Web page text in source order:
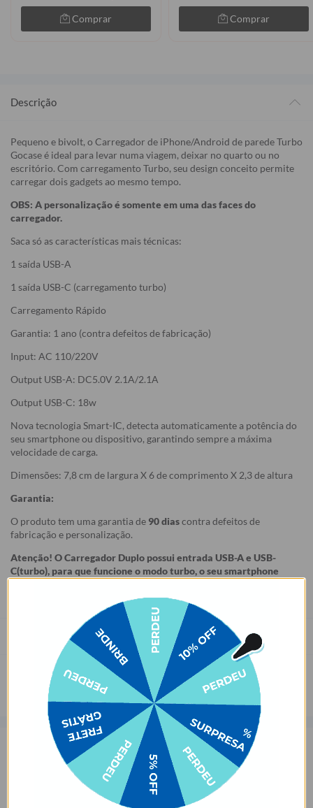
Comprar Comprar
Descrição
Pequeno e bivolt, o Carregador de iPhone/Android de parede Turbo
Gocase é ideal para levar numa viagem, deixar no quarto ou no
escritório. Com carregamento Turbo, seu design conceito permite
carregar dois gadgets ao mesmo tempo.
OBS: A personalização é somente em uma das faces do
carregador.
Saca só as características mais técnicas:
1 saída USB-A
1 saída USB-C (carregamento turbo)
Carregamento Rápido
Garantia: 1 ano (contra defeitos de fabricação)
Input: AC 110/220V
Output USB-A: DC5.0V 2.1A/2.1A
Output USB-C: 18w
Nova tecnologia Smart-IC, detecta automaticamente a potência do
seu smartphone ou dispositivo, garantindo sempre a máxima
velocidade de carga.
Dimensões: 7,8 cm de largura X 6 de comprimento X 2,3 de altura
Garantia:
O produto tem uma garantia de 90 diascontra defeitos de
fabricação e personalização.
Atenção! O Carregador Duplo possui entrada USB-A e USB-
C(turbo), para que funcione o modo turbo, o seu smartphone
Prazo de Postagem
Opinião dos consumidores